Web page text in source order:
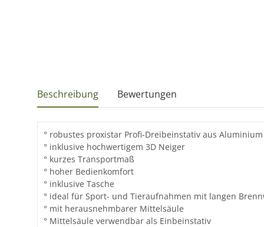
Beschreibung Bewertungen
° robustes proxistar Profi-Dreibeinstativ aus Aluminium
° inklusive hochwertigem 3D Neiger
° kurzes Transportmaß
° hoher Bedienkomfort
° inklusive Tasche
° ideal für Sport- und Tieraufnahmen mit langen
° mit herausnehmbarer Mittelsäule
° Mittelsäule verwendbar als Einbeinstativ